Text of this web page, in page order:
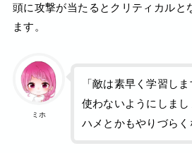
頭に攻撃が当たるとクリティカルと
ます。
ミホ
「敵は素早く学習し
使わないようにしまし
ハメとかもやりづらく